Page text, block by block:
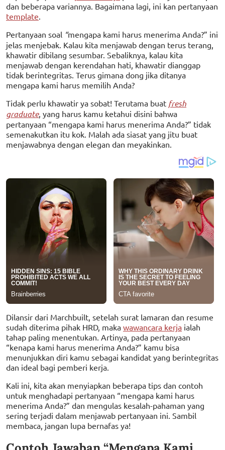
dan beberapa variannya. Bagaimana lagi, ini kan pertanyaan
template
Pertanyaan soal “mengapa kami harus menerima Anda?” ini
jelas menjebak. Kalau kita menjawab dengan terus terang,
khawatir dibilang sesumbar. Sebaliknya, kalau kita
menjawab dengan kerendahan hati, khawatir dianggap
tidak berintegritas. Terus gimana dong jika ditanya
mengapa kami harus memilih Anda?
Tidak perlu khawatir ya sobat! Terutama buat fresh
graduate, yang harus kamu ketahui disini bahwa
pertanyaan “mengapa kami harus menerima Anda?” tidak
semenakutkan itu kok. Malah ada siasat yang jitu buat
menjawabnya dengan elegan dan meyakinkan.
Dilansir dari Marchbuilt, setelah surat lamaran dan resume
sudah diterima pihak HRD, maka wawancara kerja ialah
tahap paling menentukan. Artinya, pada pertanyaan
“kenapa kami harus menerima Anda?” kamu bisa
menunjukkan diri kamu sebagai kandidat yang berintegritas
dan ideal bagi pemberi kerja.
Kali ini, kita akan menyiapkan beberapa tips dan contoh
untuk menghadapi pertanyaan “mengapa kami harus
menerima Anda?” dan mengulas kesalah-pahaman yang
sering terjadi dalam menjawab pertanyaan ini. Sambil
membaca, jangan lupa bernafas ya!